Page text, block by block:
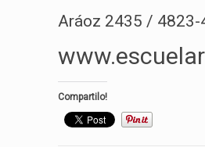
Aráoz 2435 /
Compartilo!